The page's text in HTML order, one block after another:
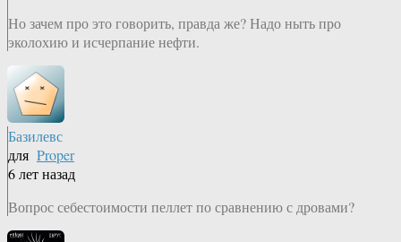
Но зачем про это говорить, правда же? Надо ныть про
эколохию и исчерпание нефти.
Базилевс
для Proper
6 лет назад
Вопрос себестоимости пеллет по сравнению с дровами?